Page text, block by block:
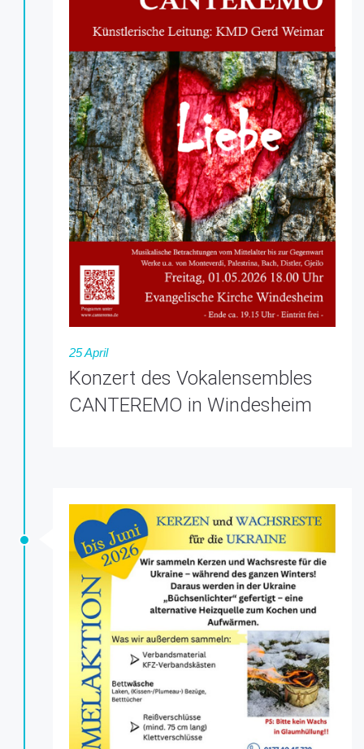
25 April
Konzert des Vokalensembles
CANTEREMO in Windesheim